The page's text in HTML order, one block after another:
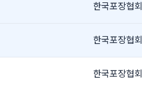
한국포장협회
한국포장협회
한국포장협회